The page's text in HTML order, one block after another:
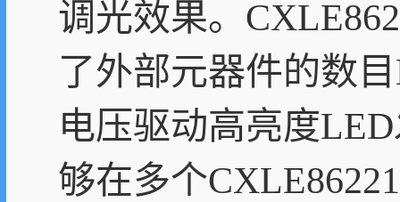
调光效果。
了外部元器件的数
电压驱动高亮度
够在多个